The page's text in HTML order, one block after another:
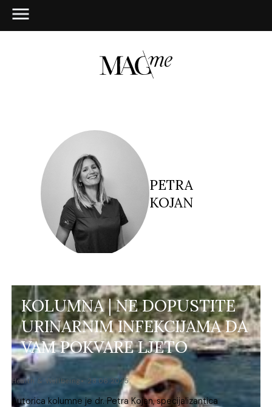
PETRA
KOJAN
KOLUMNA | NE DOPUSTITE
URINARNIM INFEKCIJAMA DA
VAM POKVARE LJETO
Health & Wellbeing 28.06.2025.
Autorica kolumne je dr. Petra Kojan, specijalizantica